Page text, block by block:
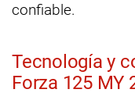
confiable.
Tecnología y
Forza 125 MY